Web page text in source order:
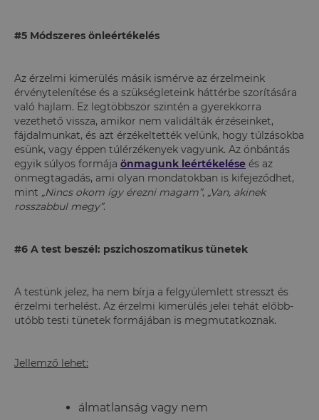
#5 Módszeres önleértékelés
Az érzelmi kimerülés másik ismérve az érzelmeink
érvénytelenítése és a szükségleteink háttérbe szorítására
való hajlam. Ez legtöbbször szintén a gyerekkorra
vezethető vissza, amikor nem validálták érzéseinket,
fájdalmunkat, és azt érzékeltették velünk, hogy túlzásokba
esünk, vagy éppen túlérzékenyek vagyunk. Az önbántás
egyik súlyos formája önmagunk leértékelése és az
önmegtagadás, ami olyan mondatokban is kifejeződhet,
mint „Nincs okom így érezni magam”, „Van, akinek
rosszabbul megy”.
#6 A test beszél: pszichoszomatikus tünetek
A testünk jelez, ha nem bírja a felgyülemlett stresszt és
érzelmi terhelést. Az érzelmi kimerülés jelei tehát előbb-
utóbb testi tünetek formájában is megmutatkoznak.
Jellemző lehet:
álmatlanság vagy nem